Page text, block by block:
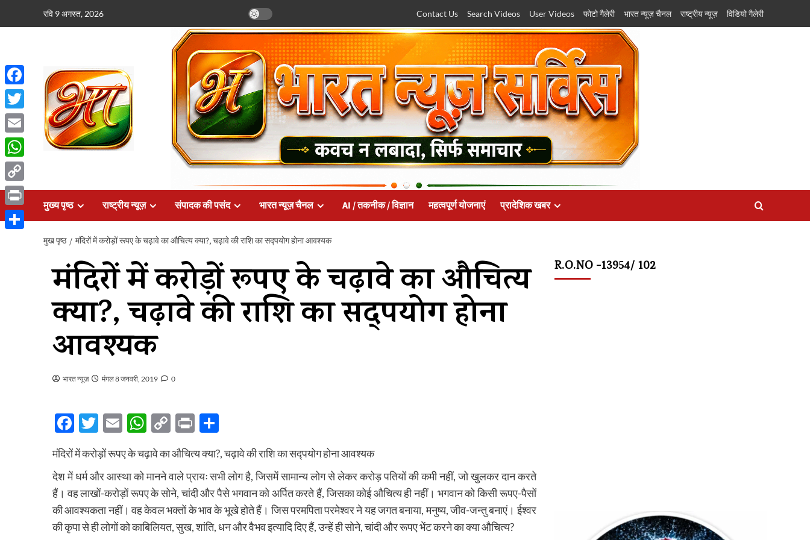
रवि 9 अगस्त, 2026 Contact Us Search Videos User Videos फोटो गैलेरी भारत न्यूज़ चैनल राष्ट्रीय न्यूज़ विडियो गैलेरी
मुख्य पृष्ठ राष्ट्रीय न्यूज़ संपादक की पसंद भारत न्यूज़ चैनल AI / तकनीक / विज्ञान महत्वपूर्ण योजनाएं प्रादेशिक खबर
मुख पृष्ठ मंदिरों में करोड़ों रूपए के चढ़ावे का औचित्य क्या?, चढ़ावे की राशि का सद्पयोग होना आवश्यक
मंदिरों में करोड़ों रूपए के चढ़ावे का औचित्य
क्या?, चढ़ावे की राशि का सद्पयोग होना
आवश्यक
भारत न्यूज़ मंगल 8 जनवरी, 2019 0
Facebook
Twitter
EmailWhatsApp
Copy
Link
Print
मंदिरों में करोड़ों रूपए के चढ़ावे का औचित्य क्या?, चढ़ावे की राशि का सद्पयोग होना आवश्यक
देश में धर्म और आस्था को मानने वाले प्रायः सभी लोग है, जिसमें सामान्य लोग से लेकर करोड़ पतियों की कमी नहीं, जो खुलकर दान करते
हैं। वह लाखों-करोड़ों रूपए के सोने, चांदी और पैसे भगवान को अर्पित करते हैं, जिसका कोई औचित्य ही नहीं। भगवान को किसी रूपए-पैसों
की आवश्यकता नहीं। वह केवल भक्तों के भाव के भूखे होते हैं। जिस परमपिता परमेश्वर ने यह जगत बनाया, मनुष्य, जीव-जन्तु बनाएं। ईश्वर
की कृपा से ही लोगों को काबिलियत, सुख, शांति, धन और वैभव इत्यादि दिए हैं, उन्हें ही सोने, चांदी और रूपए भेंट करने का क्या औचित्य?
R.O.NO -13954/ 102
Facebook
Twitter
Email
WhatsApp
Copy
Link
Print